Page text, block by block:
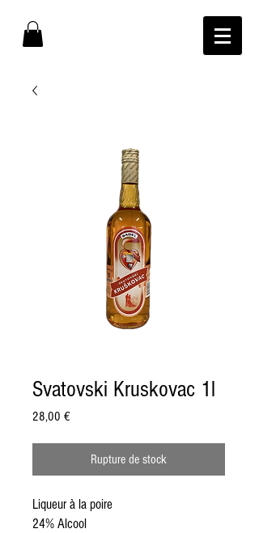
Svatovski Kruskovac 1l
28,00 €Prix
Rupture de stock
Liqueur à la poire
24% Alcool